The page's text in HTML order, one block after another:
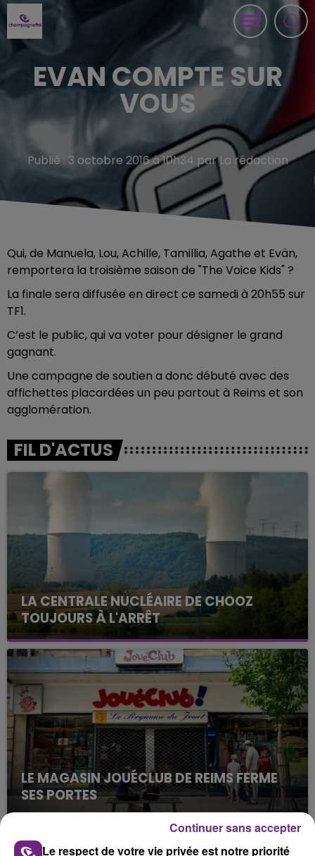
EVAN COMPTE SUR
VOUS
Publié : 3 octobre 2016 à 10h34 par La rédaction
Qui, de Manuela, Lou, Achille, Tamillia, Agathe et Evän,
remportera la troisième saison de "The Voice Kids" ?
La finale sera diffusée en direct ce samedi à 20h55 sur
TF1.
C’est le public, qui va voter pour désigner le grand
gagnant.
Une campagne de soutien a donc débuté avec des
affichettes placardées un peu partout à Reims et son
agglomération.
FIL D'ACTUS
LA CENTRALE NUCLÉAIRE DE CHOOZ
TOUJOURS À L'ARRÊT
Cela fait déjà une semaine que la centrale
nucléaire ardennaise est à l'arrêt. Une situation
justifiée par la sécheresse intense qui est toujours
présente.
LE MAGASIN JOUÉCLUB DE REIMS FERME
SES PORTES
C'était l'une des institutions du centre-ville
rémois. Le magasin JouéClub est contraint de
fermer ses portes.
Le respect de votre vie privée est notre priorité
Continuer sans accepter